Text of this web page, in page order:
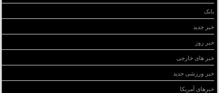
بانک
خبر جدید
خبر روز
خبر های خارجی
خبر ورزشی جدید
خبرهای آمریکا